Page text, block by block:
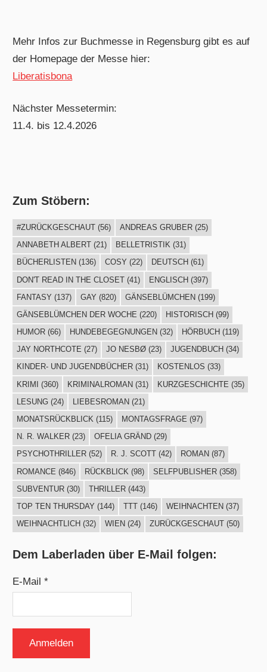
Mehr Infos zur Buchmesse in Regensburg gibt es auf
der Homepage der Messe hier:
Liberatisbona
Nächster Messetermin:
11.4. bis 12.4.2026
Zum Stöbern:
#ZURÜCKGESCHAUT(56) ANDREAS GRUBER(25)
ANNABETH ALBERT(21) BELLETRISTIK(31)
BÜCHERLISTEN (136) COSY (22) DEUTSCH (61)
DON'T READ IN THE CLOSET(41) ENGLISCH(397)
FANTASY (137) GAY (820) GÄNSEBLÜMCHEN(199)
GÄNSEBLÜMCHEN DER WOCHE (220) HISTORISCH (99)
HUMOR(66) HUNDEBEGEGNUNGEN (32) HÖRBUCH (119)
JAY NORTHCOTE (27) JO NESBØ(23) JUGENDBUCH (34)
KINDER- UND JUGENDBÜCHER(31) KOSTENLOS (33)
KRIMI (360) KRIMINALROMAN(31) KURZGESCHICHTE (35)
LESUNG(24) LIEBESROMAN (21)
MONATSRÜCKBLICK(115) MONTAGSFRAGE (97)
N. R. WALKER(23) OFELIA GRÄND(29)
PSYCHOTHRILLER(52) R. J. SCOTT(42) ROMAN (87)
ROMANCE (846) RÜCKBLICK (98) SELFPUBLISHER(358)
SUBVENTUR(30) THRILLER(443)
TOP TEN THURSDAY (144) TTT(146) WEIHNACHTEN (37)
WEIHNACHTLICH (32) WIEN (24) ZURÜCKGESCHAUT(50)
Dem Laberladen über E-Mail folgen:
E-Mail *